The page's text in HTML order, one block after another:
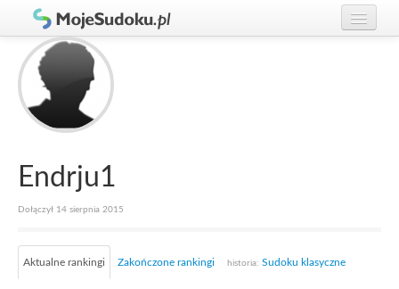
Graj w Sudoku!
Zasady Sudoku
Rankingi
Gracze
Endrju1
Dołączył 14 sierpnia 2015
Aktualne rankingi Zakończone rankingi historia: Sudoku klasyczne